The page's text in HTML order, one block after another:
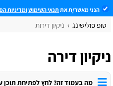
הנני מאשר/ת את תנאי השימושומדיניות
טופ פולישינג ניקיון דירות
ניקיון דירה
מה בעמוד זה? לחץ לפתיחת תוכן